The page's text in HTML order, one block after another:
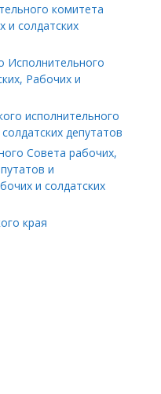
комитета
и солдатских
Исполнительного
Рабочих и
исполнительного
депутатов
Совета рабочих,
и
и солдатских
края